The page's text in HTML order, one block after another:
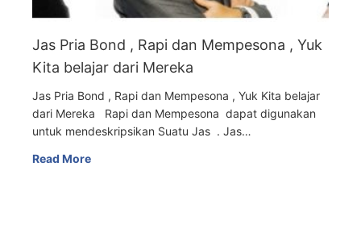
Jas Pria Bond , Rapi dan Mempesona , Yuk
Kita belajar dari Mereka
Jas Pria Bond , Rapi dan Mempesona , Yuk Kita belajar
dari Mereka Rapi dan Mempesona dapat digunakan
untuk mendeskripsikan Suatu Jas . Jas…
Read More